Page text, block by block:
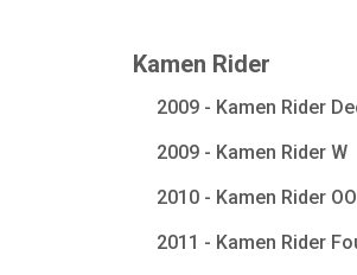
Kamen Rider
2009 - Kamen Rider
2009 - Kamen Rider W
2010 - Kamen Rider
2011 - Kamen Rider